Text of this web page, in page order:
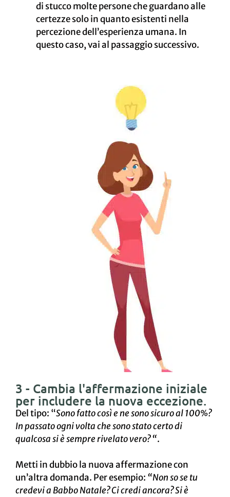
di stucco molte persone che guardano alle
certezze solo in quanto esistenti nella
percezione dell’esperienza umana. In
questo caso, vai al passaggio successivo.
3 - Cambia l'affermazione iniziale
per includere la nuova eccezione.
Del tipo: “Sono fatto così e ne sono sicuro al 100%?
In passato ogni volta che sono stato certo di
qualcosa si è sempre rivelato vero? “.
Metti in dubbio la nuova affermazione con
un’altra domanda. Per esempio: “Non so se tu
credevi a Babbo Natale? Ci credi ancora? Si è